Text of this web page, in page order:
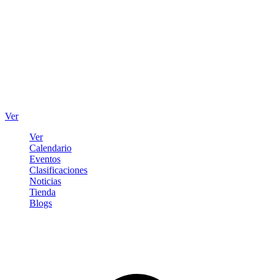
Ver
Ver
Calendario
Eventos
Clasificaciones
Noticias
Tienda
Blogs